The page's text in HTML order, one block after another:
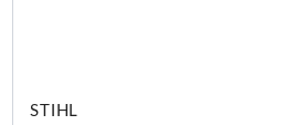
STIHL